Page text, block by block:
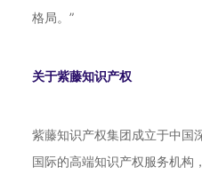
格局。”
关于紫藤知识产权
紫藤知识产权集团成立于中国
国际的高端知识产权服务机构